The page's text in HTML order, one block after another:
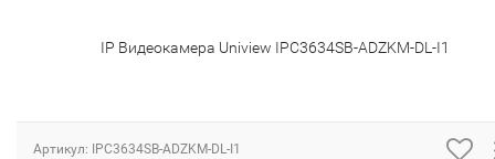
IP Видеокамера Uniview IPC3634SB-ADZKM-DL-I1
Артикул: IPC3634SB-ADZKM-DL-I1